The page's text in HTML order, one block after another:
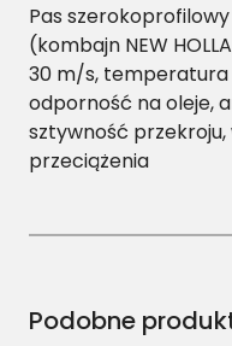
H
1
-
1
8
5
H
Pas
(kombajn NEW
30 m/s, temperatura
odporność na oleje,
sztywność
przeciążenia
Podobne